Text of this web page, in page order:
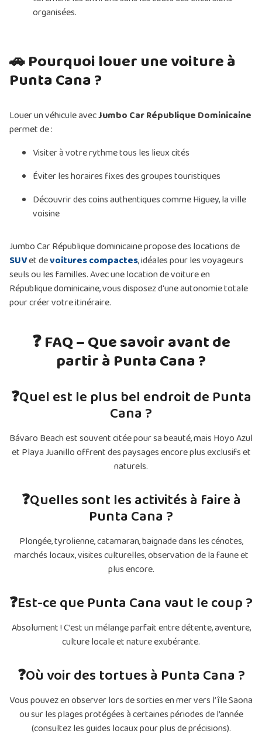
organisées.
🚗 Pourquoi louer une voiture à
Punta Cana ?
Louer un véhicule avecJumbo Car République Dominicaine
permet de :
Visiter à votre rythme tous les lieux cités
Éviter les horaires fixes des groupes touristiques
Découvrir des coins authentiques comme Higuey, la ville
voisine
Jumbo Car République dominicaine propose des locations de
SUVet devoitures compactes, idéales pour les voyageurs
seuls ou les familles. Avec une location de voiture en
République dominicaine, vous disposez d'une autonomie totale
pour créer votre itinéraire.
❓ FAQ – Que savoir avant de
partir à Punta Cana ?
❓Quel est le plus bel endroit de Punta
Cana ?
Bávaro Beach est souvent citée pour sa beauté, mais Hoyo Azul
et Playa Juanillo offrent des paysages encore plus exclusifs et
naturels.
❓Quelles sont les activités à faire à
Punta Cana ?
Plongée, tyrolienne, catamaran, baignade dans les cénotes,
marchés locaux, visites culturelles, observation de la faune et
plus encore.
❓Est-ce que Punta Cana vaut le coup ?
Absolument ! C’est un mélange parfait entre détente, aventure,
culture locale et nature exubérante.
❓Où voir des tortues à Punta Cana ?
Vous pouvez en observer lors de sorties en mer vers l’île Saona
ou sur les plages protégées à certaines périodes de l’année
(consultez les guides locaux pour plus de précisions).